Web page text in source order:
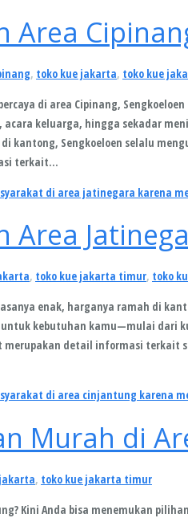
Area
, toko kue jakarta, toko kue
di area Cipinang,
keluarga, hingga sekadar
kantong, Sengkoeloen selalu
terkait…
Area
, toko kue jakarta timur, toko
enak, harganya ramah di
untuk kebutuhan kamu—mulai dari
detail informasi terkait
Murah di
, toko kue jakarta timur
Kini Anda bisa menemukan